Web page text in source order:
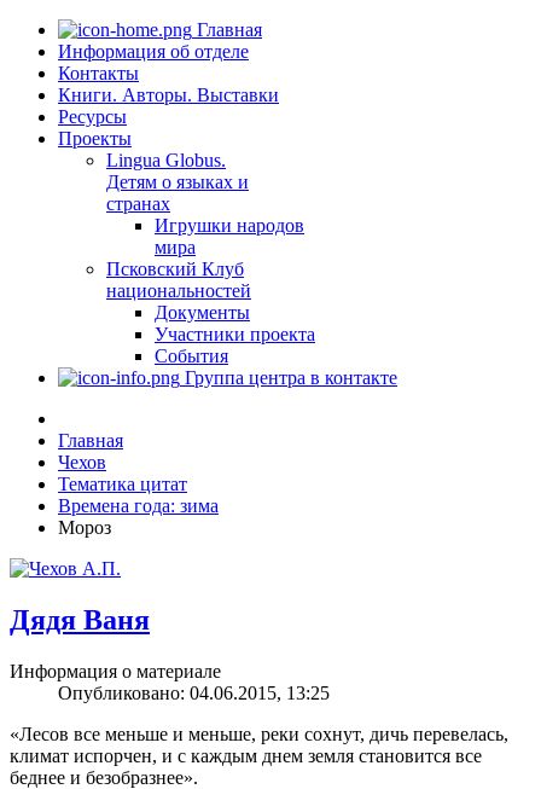
Главная
Информация об отделе
Контакты
Книги. Авторы. Выставки
Ресурсы
Проекты
Lingua Globus.
Детям о языках и
странах
Игрушки народов
мира
Псковский Клуб
национальностей
Документы
Участники проекта
События
Группа центра в контакте
Главная
Чехов
Тематика цитат
Времена года: зима
Мороз
Дядя Ваня
Информация о материале
Опубликовано: 04.06.2015, 13:25
«Лесов все меньше и меньше, реки сохнут, дичь перевелась,
климат испорчен, и с каждым днем земля становится все
беднее и безобразнее».